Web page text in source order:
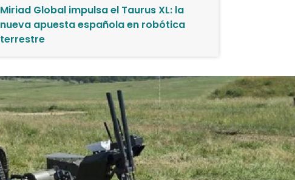
Miriad Global impulsa el Taurus XL: la
nueva apuesta española en robótica
terrestre